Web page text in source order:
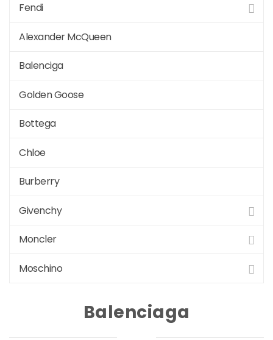
Fendi
Alexander McQueen
Balenciga
Golden Goose
Bottega
Chloe
Burberry
Givenchy
Moncler
Moschino
Balenciaga